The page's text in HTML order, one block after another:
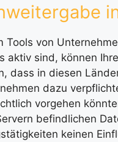
Tools von
aktiv sind, können
dass in diesen
dazu
vorgehen
befindlichen
keinen